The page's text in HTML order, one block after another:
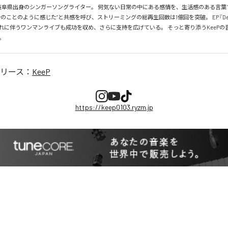
岐阜県出身のシンガーソングライター。 何気ない日常の中にある感情を、生活感のある言
ことのように感じた”と共感を呼び、ストリーミングの総再生回数は1億回を突破。 EP『
に伴うワンマンライブも成功を収め、さらに支持を広げている。 そっと寄り添うKeePの
ース： KeeP
https://keep0103.ryzm.jp